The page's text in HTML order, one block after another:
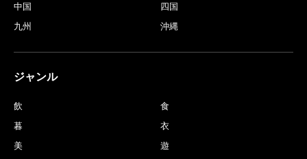
中国
四国
九州
沖縄
ジャンル
飲
食
暮
衣
美
遊